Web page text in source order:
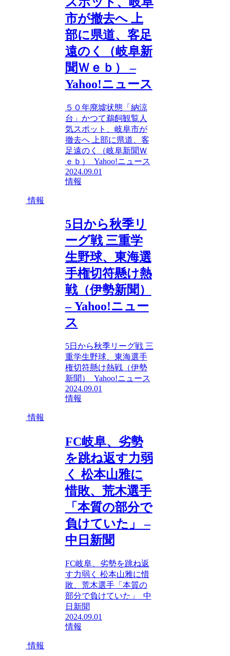
市が撤去へ 上
部に県道、客足
遠のく（岐阜新
聞Ｗｅｂ） –
Yahoo!ニュース
５０年廃墟状態「納涼
台」かつて鵜飼観覧人
気スポット、岐阜市が
撤去へ 上部に県道、客
足遠のく（岐阜新聞Ｗ
ｅｂ） Yahoo!ニュース
2024.09.01
情報
情報
5日から秋季リ
ーグ戦 三重学
生野球、東海選
手権切符懸け熱
戦（伊勢新聞）
– Yahoo!ニュー
ス
5日から秋季リーグ戦 三
重学生野球、東海選手
権切符懸け熱戦（伊勢
新聞） Yahoo!ニュース
2024.09.01
情報
情報
FC岐阜、劣勢
を跳ね返す力弱
く 松本山雅に
惜敗、荒木選手
「本質の部分で
負けていた」 –
中日新聞
FC岐阜、劣勢を跳ね返
す力弱く 松本山雅に惜
敗、荒木選手「本質の
部分で負けていた」 中
日新聞
2024.09.01
情報
情報